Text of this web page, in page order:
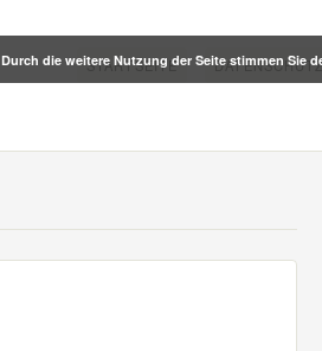
STARTSEITE
Durch die weitere Nutzung der Seite stimmen Sie